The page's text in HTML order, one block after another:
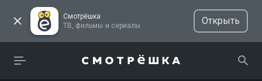
Смотрёшка
ТВ, фильмы и сериалы
Открыть